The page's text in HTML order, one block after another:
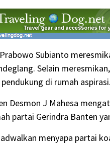
Subianto
Selain
di rumah aspirasi.
Desmon J Mahesa
partai Gerindra Banten
menyapa partai